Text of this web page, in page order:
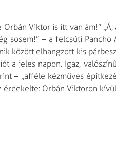
Orbán Viktor is itt van ám!”
sosem!” – a felcsúti
között elhangzott kis
a jeles napon. Igaz,
– „afféle kézműves
Orbán Viktoron